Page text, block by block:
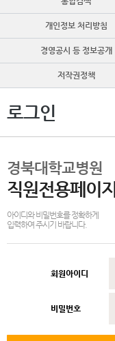
개인정보 처리방침
경영공시 등 정보공개
저작권정책
로그인
경북대학교병원
직원전용페이지
아이디와 비밀번호를 정확하게
입력하여 주시기 바랍니다.
회원아이디
비밀번호